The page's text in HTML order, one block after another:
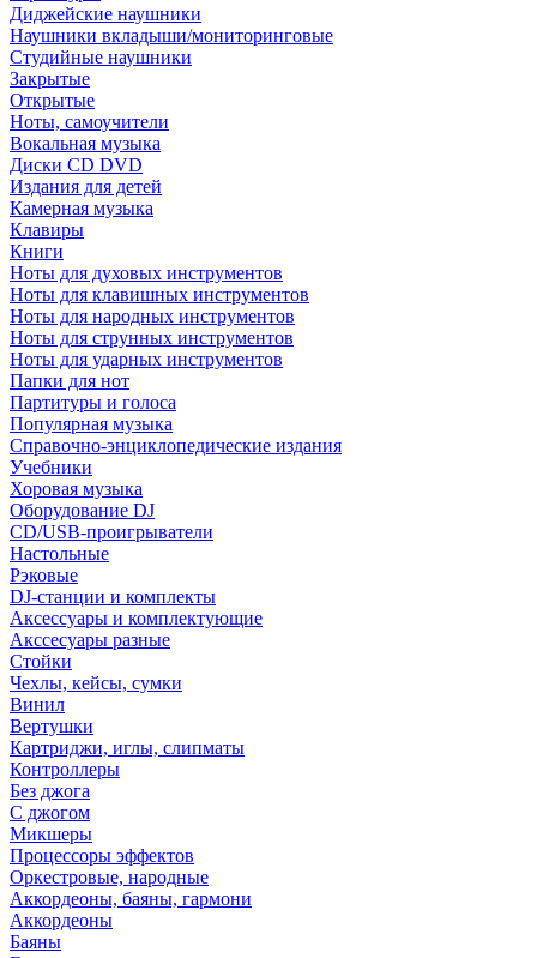
Диджейские наушники
Наушники вкладыши/мониторинговые
Студийные наушники
Закрытые
Открытые
Ноты, самоучители
Вокальная музыка
Диски CD DVD
Издания для детей
Камерная музыка
Клавиры
Книги
Ноты для духовых инструментов
Ноты для клавишных инструментов
Ноты для народных инструментов
Ноты для струнных инструментов
Ноты для ударных инструментов
Папки для нот
Партитуры и голоса
Популярная музыка
Справочно-энциклопедические издания
Учебники
Хоровая музыка
Оборудование DJ
CD/USB-проигрыватели
Настольные
Рэковые
DJ-станции и комплекты
Аксессуары и комплектующие
Акссесуары разные
Стойки
Чехлы, кейсы, сумки
Винил
Вертушки
Картриджи, иглы, слипматы
Контроллеры
Без джога
С джогом
Микшеры
Процессоры эффектов
Оркестровые, народные
Аккордеоны, баяны, гармони
Аккордеоны
Баяны